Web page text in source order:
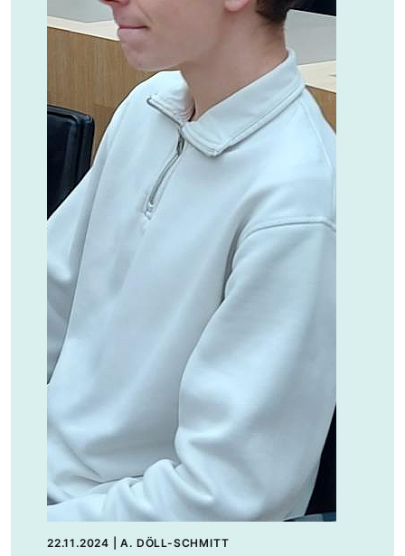
22.11.2024 |A. DÖLL-SCHMITT